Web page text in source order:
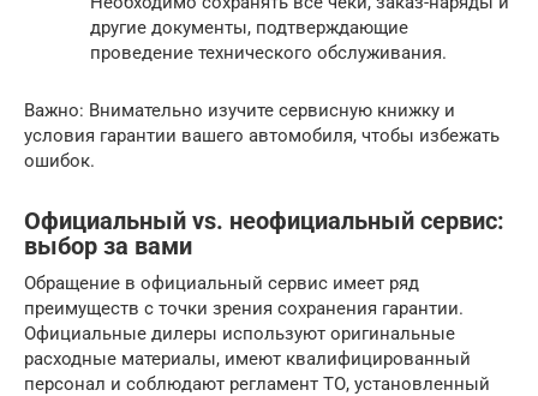
другие документы, подтверждающие
проведение технического обслуживания.
Важно: Внимательно изучите сервисную книжку и
условия гарантии вашего автомобиля, чтобы избежать
ошибок.
Официальный vs. неофициальный сервис:
выбор за вами
Обращение в официальный сервис имеет ряд
преимуществ с точки зрения сохранения гарантии.
Официальные дилеры используют оригинальные
расходные материалы, имеют квалифицированный
персонал и соблюдают регламент ТО, установленный